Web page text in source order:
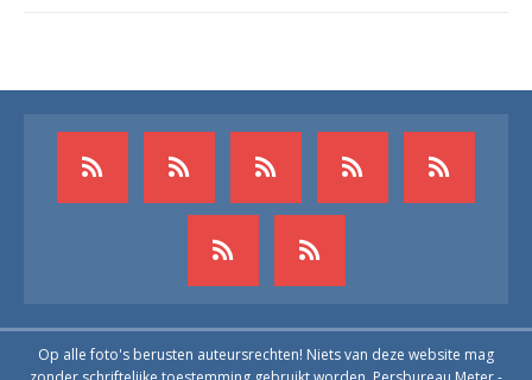
Op alle foto's berusten auteursrechten! Niets van deze website mag